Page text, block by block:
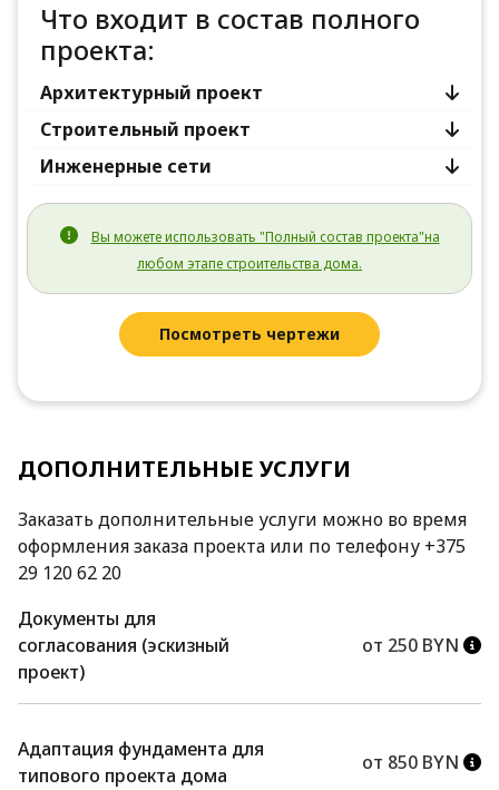
Что входит в состав полного
проекта:
Архитектурный проект
Строительный проект
Инженерные сети
Вы можете использовать "Полный состав проекта"на
любом этапе строительства дома.
Посмотреть чертежи
ДОПОЛНИТЕЛЬНЫЕ УСЛУГИ
Заказать дополнительные услуги можно во время
оформления заказа проекта или по телефону +375
29 120 62 20
Документы для
согласования (эскизный
проект)
от 250 BYN
Адаптация фундамента для
типового проекта дома
от 850 BYN